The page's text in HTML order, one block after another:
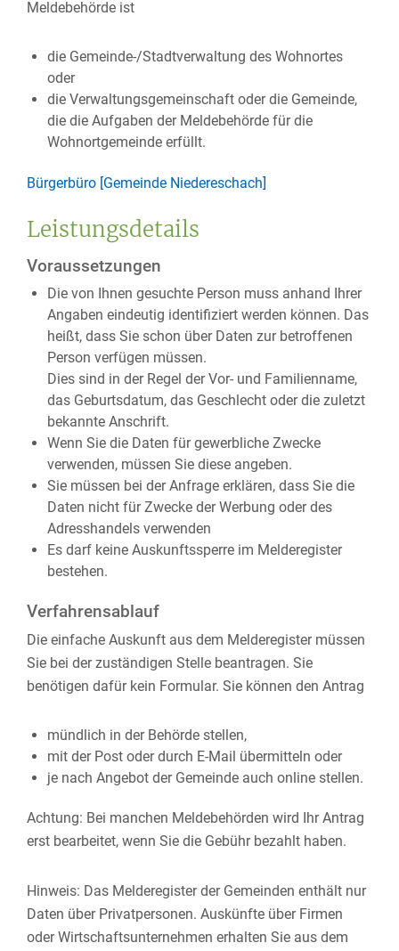
Meldebehörde ist
die Gemeinde-/Stadtverwaltung des Wohnortes
oder
die Verwaltungsgemeinschaft oder die Gemeinde,
die die Aufgaben der Meldebehörde für die
Wohnortgemeinde erfüllt.
Bürgerbüro [Gemeinde Niedereschach]
Leistungsdetails
Voraussetzungen
Die von Ihnen gesuchte Person muss anhand Ihrer
Angaben eindeutig identifiziert werden können. Das
heißt, dass Sie schon über Daten zur betroffenen
Person verfügen müssen.
Dies sind in der Regel der Vor- und Familienname,
das Geburtsdatum, das Geschlecht oder die zuletzt
bekannte Anschrift.
Wenn Sie die Daten für gewerbliche Zwecke
verwenden, müssen Sie diese angeben.
Sie müssen bei der Anfrage erklären, dass Sie die
Daten nicht für Zwecke der Werbung oder des
Adresshandels verwenden
Es darf keine Auskunftssperre im Melderegister
bestehen.
Verfahrensablauf
Die einfache Auskunft aus dem Melderegister müssen
Sie bei der zuständigen Stelle beantragen. Sie
benötigen dafür kein Formular. Sie können den Antrag
mündlich in der Behörde stellen,
mit der Post oder durch E-Mail übermitteln oder
je nach Angebot der Gemeinde auch online stellen.
Achtung: Bei manchen Meldebehörden wird Ihr Antrag
erst bearbeitet, wenn Sie die Gebühr bezahlt haben.
Hinweis: Das Melderegister der Gemeinden enthält nur
Daten über Privatpersonen. Auskünfte über Firmen
oder Wirtschaftsunternehmen erhalten Sie aus dem